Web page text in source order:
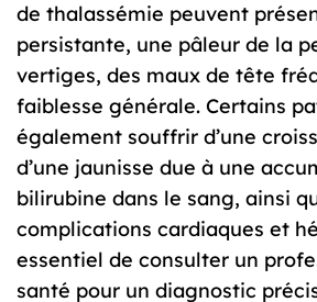
de thalassémie peuvent
persistante, une pâleur de la
vertiges, des maux de tête
faiblesse générale. Certains
également souffrir d’une
d’une jaunisse due à une
bilirubine dans le sang, ainsi
complications cardiaques et
essentiel de consulter un
santé pour un diagnostic